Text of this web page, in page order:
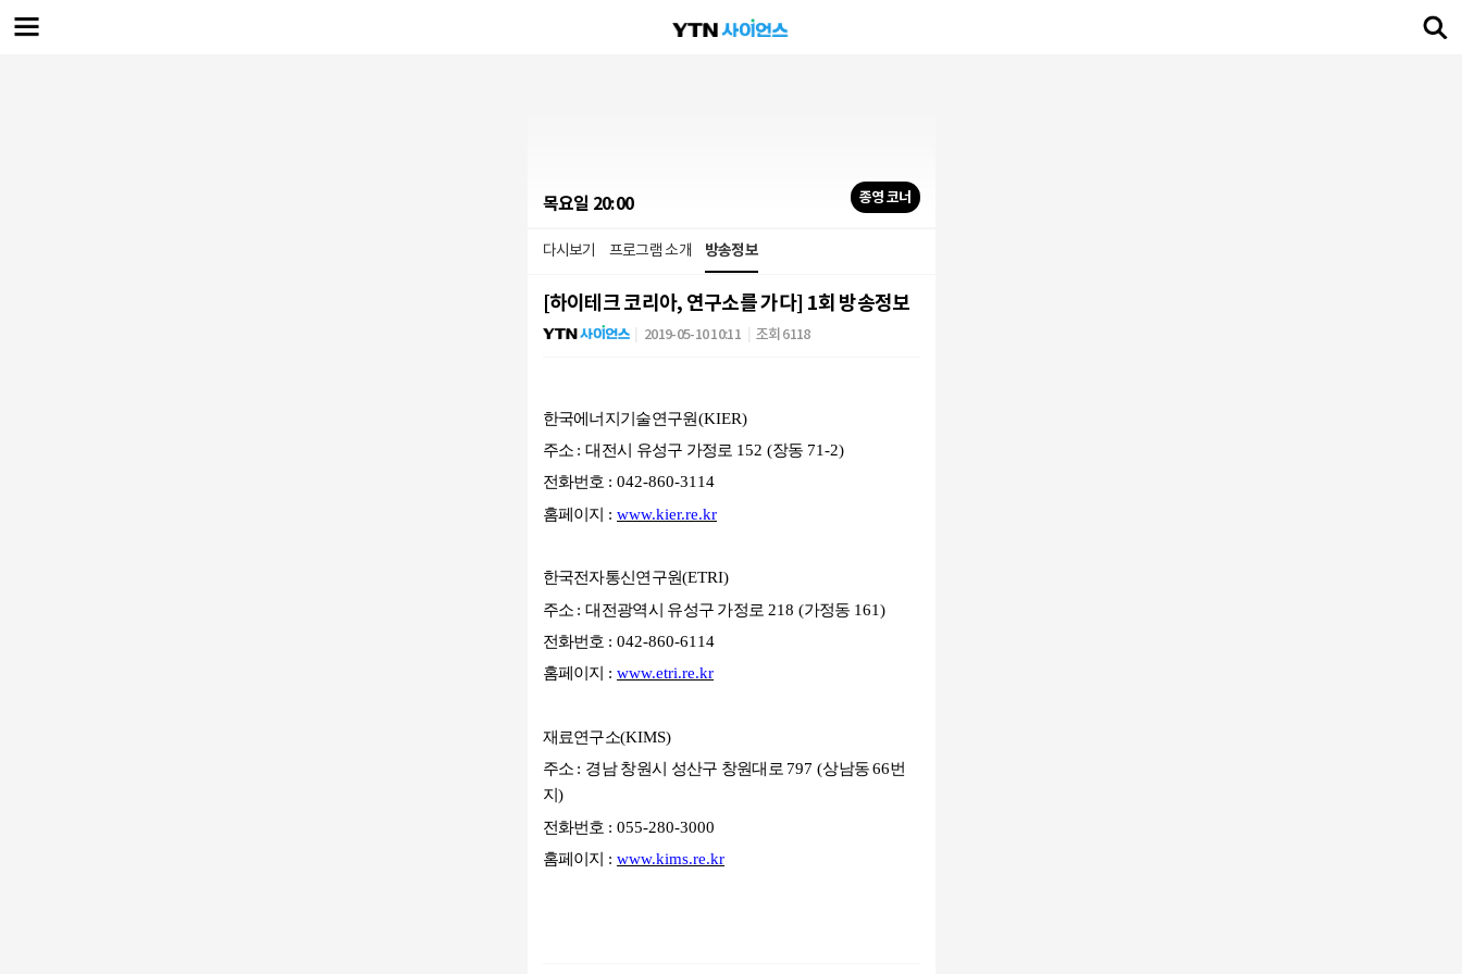
목요일 20:00 종영 코너
다시보기 프로그램 소개 방송정보
[하이테크 코리아, 연구소를 가다] 1회 방송정보
2019-05-10 10:11 조회 6118
한국에너지기술연구원(KIER)
주소 :대전시 유성구 가정로 152 (장동 71-2)
전화번호 : 042-860-3114
홈페이지 : www.kier.re.kr
한국전자통신연구원(ETRI)
주소 :대전광역시 유성구 가정로 218 (가정동 161)
전화번호 : 042-860-6114
홈페이지 : www.etri.re.kr
재료연구소(KIMS)
주소 : 경남 창원시 성산구 창원대로 797 (상남동66번
지 )
전화번호 : 055-280-3000
홈페이지 : www.kims.re.kr